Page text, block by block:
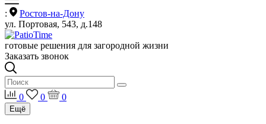
:
Ростов-на-Дону
ул. Портовая, 543, д.148
готовые решения для загородной жизни
Заказать звонок
0 0 0
Ещё